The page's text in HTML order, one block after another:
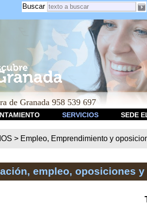
Buscar
de Granada 958 539 697
SERVICIOS SEDE
> Empleo, Emprendimiento y
empleo, oposiciones y